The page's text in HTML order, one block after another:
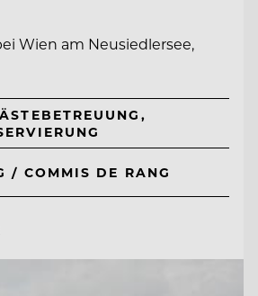
Wien am Neusiedlersee,
/ COMMIS DE RANG